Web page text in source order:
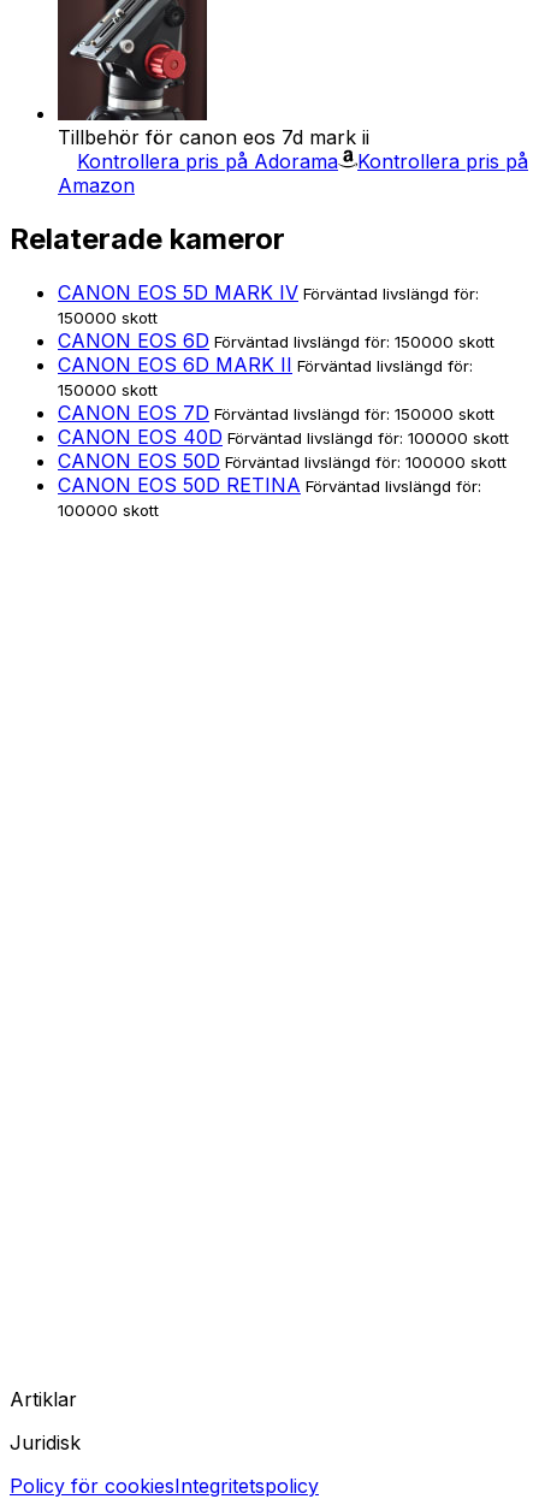
Tillbehör för canon eos 7d mark ii
Kontrollera pris på Adorama
Kontrollera pris på
Amazon
Relaterade kameror
CANON EOS 5D MARK IV Förväntad livslängd för:
150000 skott
CANON EOS 6D Förväntad livslängd för: 150000 skott
CANON EOS 6D MARK II Förväntad livslängd för:
150000 skott
CANON EOS 7D Förväntad livslängd för: 150000 skott
CANON EOS 40D Förväntad livslängd för: 100000 skott
CANON EOS 50D Förväntad livslängd för: 100000 skott
CANON EOS 50D RETINA Förväntad livslängd för:
100000 skott
Artiklar
Juridisk
Policy för cookiesIntegritetspolicy